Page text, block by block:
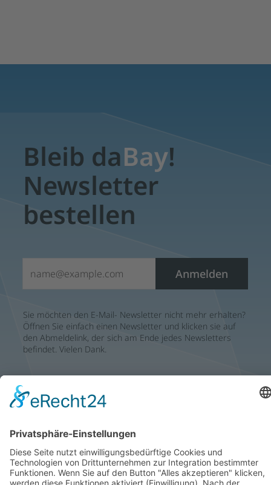
Bleib daBay!
Newsletter
bestellen
Anmelden
Sie möchten den E-Mail- Newsletter nicht mehr erhalten?
Öffnen Sie einfach einen Newsletter und klicken sie auf
den Abmeldelink, der sich am Ende jedes Newsletters
befindet. Vielen Dank.